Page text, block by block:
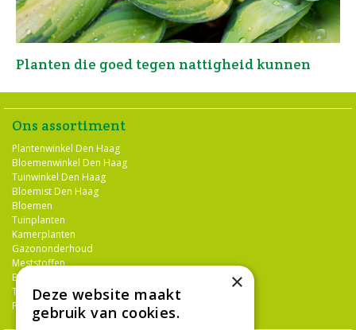
Planten die goed tegen nattigheid kunnen
Ons assortiment
Plantenwinkel Den Haag
Bloemenwinkel Den Haag
Tuinwinkel Den Haag
Bloemist Den Haag
Bloemen
Tuinplanten
Kamerplanten
Gazononderhoud
Meststoffen
Bestrijdingsmiddelen
Tuingereedschap
Potterie
×
Deze website maakt
gebruik van cookies.